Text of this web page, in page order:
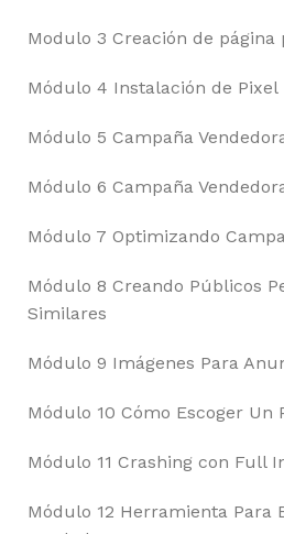
Modulo 3 Creación de página
Módulo 4 Instalación de Pixel
Módulo 5 Campaña
Módulo 6 Campaña
Módulo 7 Optimizando
Módulo 8 Creando Públicos
Similares
Módulo 9 Imágenes Para
Módulo 10 Cómo Escoger Un
Módulo 11 Crashing con Full
Módulo 12 Herramienta Para